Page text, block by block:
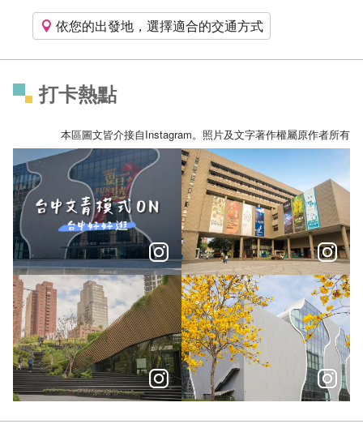
依您的出發地，選擇適合的交通方式
打卡熱點
本區圖文皆介接自Instagram。照片及文字著作權屬原作者所有
台中文青散策，一天剛剛好 (◕‿◕✿)！元旦限定行程輕鬆騎Ubike玩台